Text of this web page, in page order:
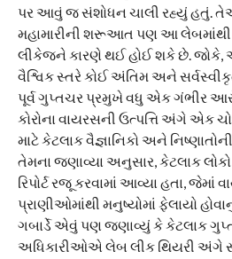
પર આવું જ સંશોધન ચાલી રહ્યું હતું.
મહામારીની શરૂઆત પણ આ
લીકેજને કારણે થઈ હોઈ શકે છે. જોકે,
વૈશ્વિક સ્તરે કોઈ અંતિમ અને
પૂર્વ ગુપ્તચર પ્રમુખે વધુ એક ગંભીર
કોરોના વાયરસની ઉત્પત્તિ અંગે એક
માટે કેટલાક વૈજ્ઞાનિકો અને
તેમના જણાવ્યા અનુસાર, કેટલાક
રિપોર્ટ રજૂ કરવામાં આવ્યા હતા, જેમાં
પ્રાણીઓમાંથી મનુષ્યોમાં ફેલાયો
ગબાર્ડે એવું પણ જણાવ્યું કે કેટલાક
અધિકારીઓએ લેબ લીક થિયરી અંગે